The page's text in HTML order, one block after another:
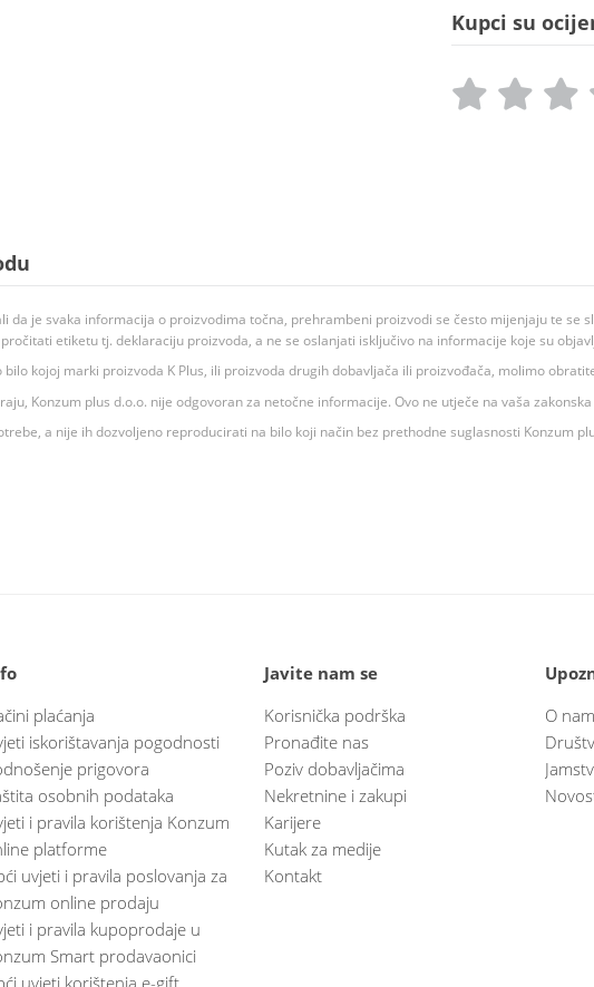
Kupci su
da je svaka informacija o proizvodima točna, prehrambeni proizvodi se često mijenjaju te
etiketu tj. deklaraciju proizvoda, a ne se oslanjati isključivo na informacije koje su
kojoj marki proizvoda K Plus, ili proizvoda drugih dobavljača ili proizvođača, molimo
Konzum plus d.o.o. nije odgovoran za netočne informacije. Ovo ne utječe na vaša
a nije ih dozvoljeno reproducirati na bilo koji način bez prethodne suglasnosti Konzum
plaćanja
iskorištavanja pogodnosti
prigovora
osobnih podataka
i pravila korištenja Konzum
platforme
uvjeti i pravila poslovanja za
online prodaju
i pravila kupoprodaje u
Smart prodavaonici
uvjeti korištenja e-gift
Javite nam se
Korisnička podrška
Pronađite nas
Poziv dobavljačima
Nekretnine i zakupi
Karijere
Kutak za medije
Kontakt
O